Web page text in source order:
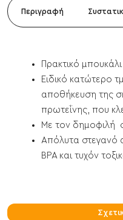
Περιγραφή
Πρακτικό
Ειδικό κατώτερο
αποθήκευση της
πρωτεΐνης, που
Με τον δημοφιλή
Απόλυτα στεγανό
BPA και τυχόν